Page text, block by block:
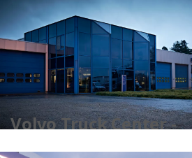
Volvo Truck Center -
Kampenhout